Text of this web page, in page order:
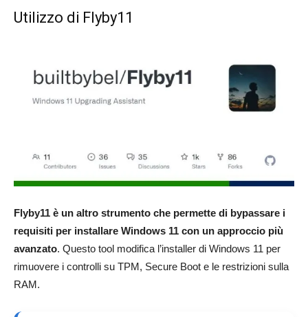
Utilizzo di Flyby11
Flyby11 è un altro strumento che permette di bypassare i
requisiti per installare Windows 11 con un approccio più
avanzato. Questo tool modifica l’installer di Windows 11 per
rimuovere i controlli su TPM, Secure Boot e le restrizioni sulla
RAM.